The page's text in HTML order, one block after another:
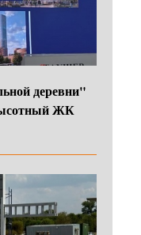
деревни"
ЖК